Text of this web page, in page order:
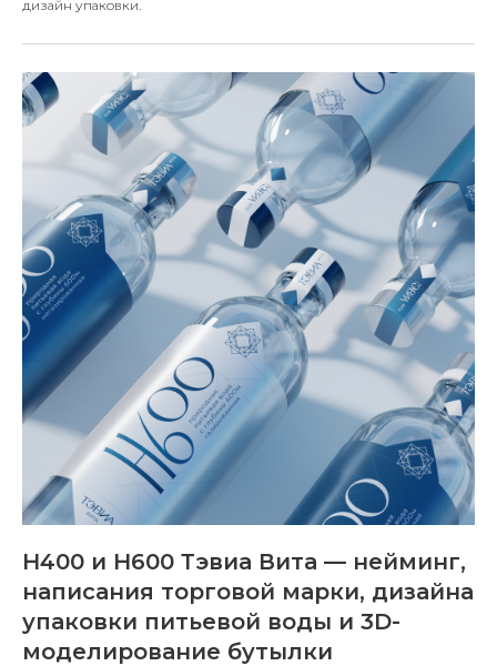
дизайн упаковки.
H400 и H600 Тэвиа Вита — нейминг,
написания торговой марки, дизайна
упаковки питьевой воды и 3D-
моделирование бутылки